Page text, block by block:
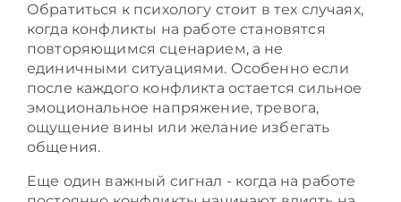
Обратиться к психологу стоит в тех случаях,
когда конфликты на работе становятся
повторяющимся сценарием, а не
единичными ситуациями. Особенно если
после каждого конфликта остается сильное
эмоциональное напряжение, тревога,
ощущение вины или желание избегать
общения.
Еще один важный сигнал - когда на работе